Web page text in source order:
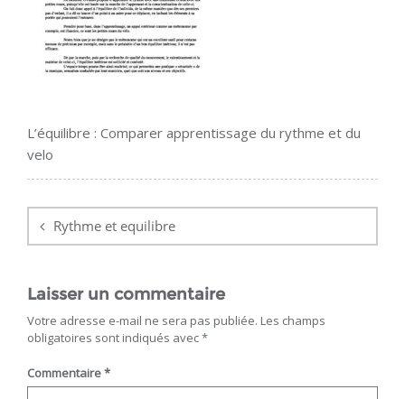
L’équilibre : Comparer apprentissage du rythme et du
velo
de
l’article
Rythme et equilibre
Laisser un commentaire
Votre adresse e-mail ne sera pas publiée. Les champs
obligatoires sont indiqués avec*
Commentaire*